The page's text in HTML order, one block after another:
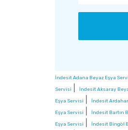
İndesit Adana Beyaz Eşya
Servisi
İndesit Aksaray
Eşya Servisi
İndesit
Eşya Servisi
İndesit Bartın
Eşya Servisi
İndesit Bingöl